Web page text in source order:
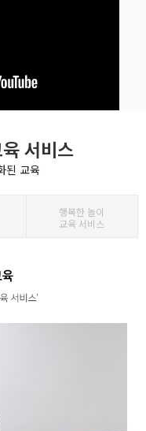
서비스
된 교육
행복한 놀이
교육 서비스